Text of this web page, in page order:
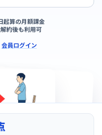
起算の月額課金
約後も利用可
会員ログイン
ポイントは編集できます